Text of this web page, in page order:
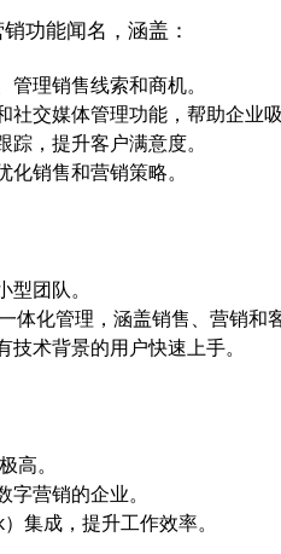
功能闻名，涵盖：
理销售线索和商机。
社交媒体管理功能，帮助企业
踪，提升客户满意度。
化销售和营销策略。
团队。
化管理，涵盖销售、营销和
术背景的用户快速上手。
高。
营销的企业。
集成，提升工作效率。